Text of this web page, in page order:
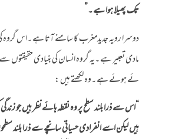
تک پھیلا ہوا ہے ۔”
دوسرا رویہ جدیدمغرب کا سامنے آتا ہے ۔اس گروہ کی
مادی تعبیر ہے ۔یہ گروہ انسان کی بنیادی حقیقتوں سے
ئے ہوئے ہے ۔وہ لکھتے ہیں :
“اس سے ذرا بلند سطح پر وہ نقطہ ہائے نظر ہیں جو
ہیں لیکن اسے انفرادی حسیاتی سانچے سے ذرا بلند